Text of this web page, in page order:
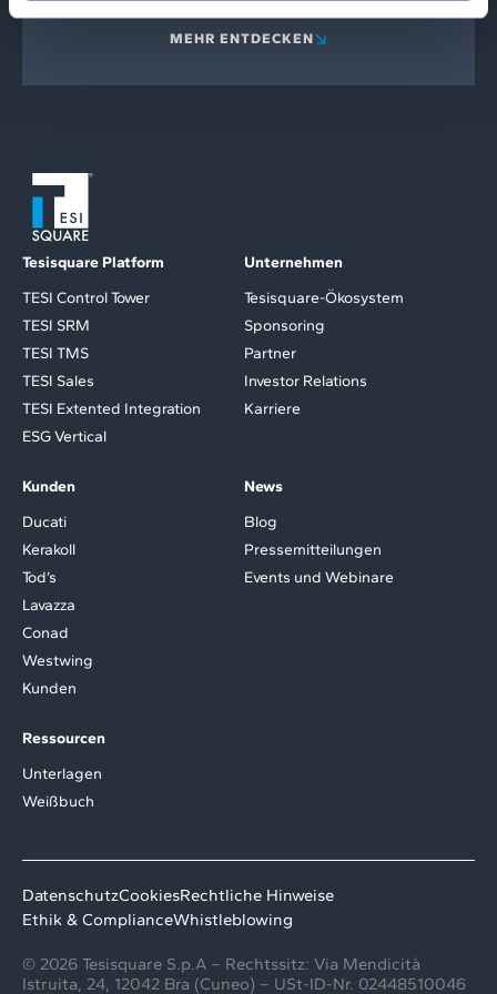
MEHR ENTDECKEN
Tesisquare Platform
TESI Control Tower
TESI SRM
TESI TMS
TESI Sales
TESI Extented Integration
ESG Vertical
Unternehmen
Tesisquare-Ökosystem
Sponsoring
Partner
Investor Relations
Karriere
Kunden
Ducati
Kerakoll
Tod’s
Lavazza
Conad
Westwing
Kunden
News
Blog
Pressemitteilungen
Events und Webinare
Ressourcen
Unterlagen
Weißbuch
DatenschutzCookiesRechtliche Hinweise
Ethik & ComplianceWhistleblowing
© 2026 Tesisquare S.p.A – Rechtssitz: Via Mendicità
Istruita, 24, 12042 Bra (Cuneo) – USt-ID-Nr. 02448510046